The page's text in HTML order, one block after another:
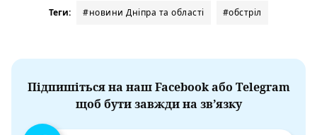
Теги: #новини Дніпра та області #обстріл
Підпишіться на наш Facebook або Telegram
щоб бути завжди на зв’язку